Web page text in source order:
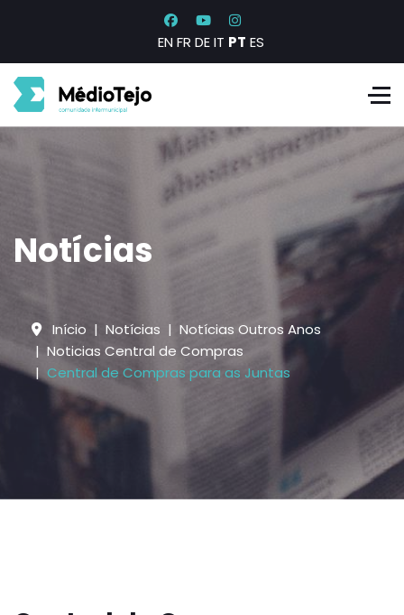
EN FR DEIT PT ES
Notícias
Início Notícias
Notícias Outros Anos
Noticias Central de Compras
Central de Compras para as Juntas